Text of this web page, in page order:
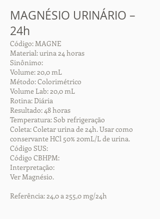
MAGNÉSIO URINÁRIO –
24h
Código: MAGNE
Material: urina 24 horas
Sinônimo:
Volume: 20,0 mL
Método: Colorimétrico
Volume Lab: 20,0 mL
Rotina: Diária
Resultado: 48 horas
Temperatura: Sob refrigeração
Coleta: Coletar urina de 24h. Usar como
conservante HCl 50% 20mL/L de urina.
Código SUS:
Código CBHPM:
Interpretação:
Ver Magnésio.
Referência: 24,0 a 255,0 mg/24h